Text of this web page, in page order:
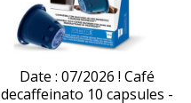
Date : 07/2026 ! Café
decaffeinato 10 capsules -